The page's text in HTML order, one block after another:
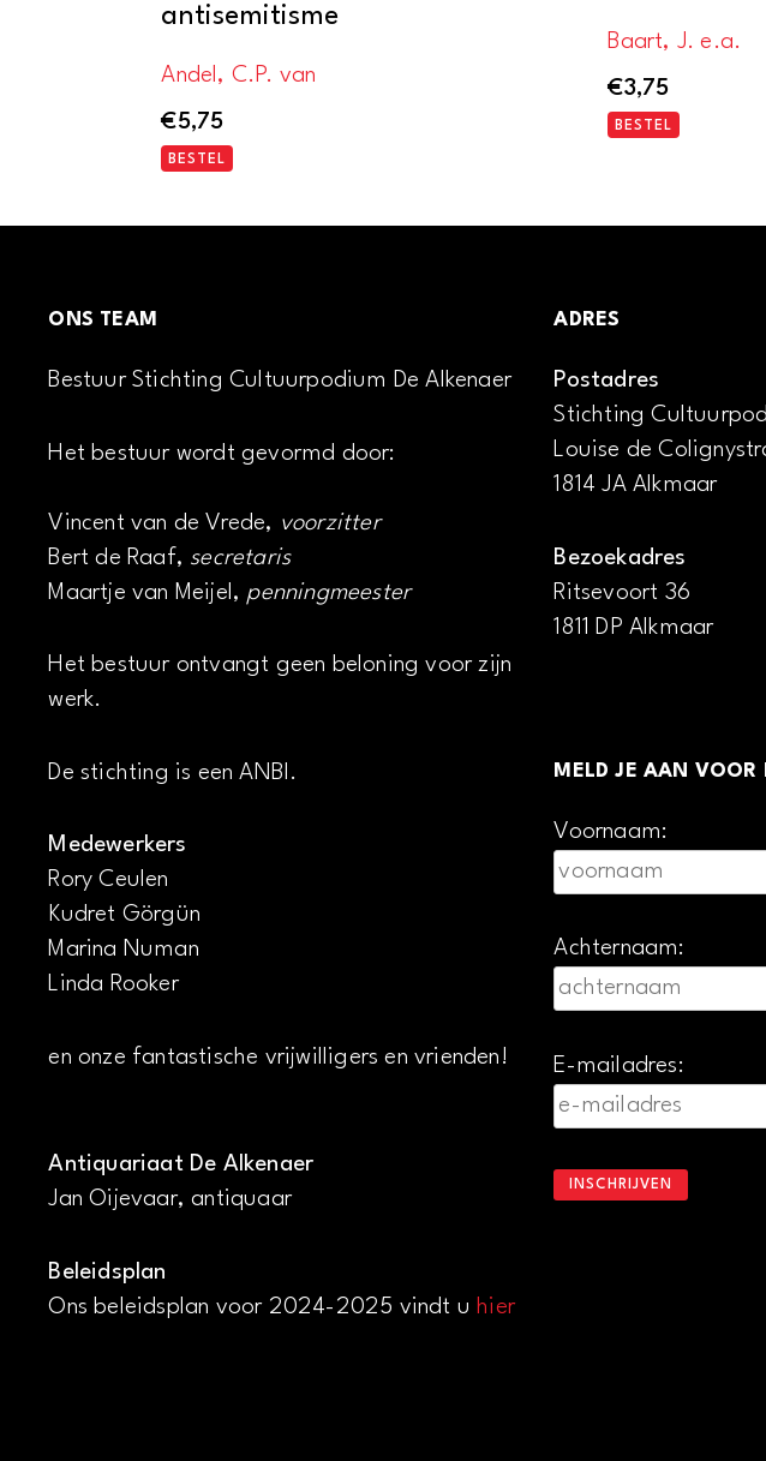
antisemitisme
Andel, C.P. van
€5,75
BESTEL
Baart, J. e.a.
€3,75
BESTEL
ONS TEAM
Bestuur Stichting Cultuurpodium De Alkenaer
Het bestuur wordt gevormd door:
Vincent van de Vrede, voorzitter
Bert de Raaf, secretaris
Maartje van Meijel, penningmeester
Het bestuur ontvangt geen beloning voor zijn
werk.
De stichting is een ANBI.
Medewerkers
Rory Ceulen
Kudret Görgün
Marina Numan
Linda Rooker
en onze fantastische vrijwilligers en vrienden!
Antiquariaat De Alkenaer
Jan Oijevaar, antiquaar
Beleidsplan
Ons beleidsplan voor 2024-2025 vindt u hier
ADRES
Postadres
Stichting
Louise de
1814 JA Alkmaar
Bezoekadres
Ritsevoort 36
1811 DP Alkmaar
MELD JE AAN VOOR
Voornaam:
Achternaam:
E-mailadres: